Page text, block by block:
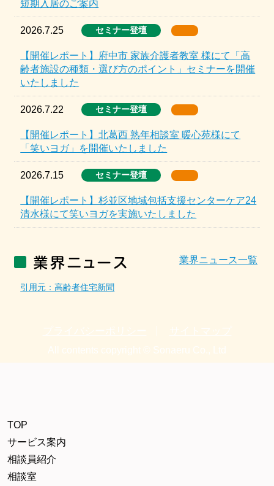
短期入居のご案内
2026.7.25 セミナー登壇
【開催レポート】府中市 家族介護者教室 様にて「高
齢者施設の種類・選び方のポイント」セミナーを開催
いたしました
2026.7.22 セミナー登壇
【開催レポート】北葛西 熟年相談室 暖心苑様にて
「笑いヨガ」を開催いたしました
2026.7.15 セミナー登壇
【開催レポート】杉並区地域包括支援センターケア24
清水様にて笑いヨガを実施いたしました
業界ニュース一覧
引用元：高齢者住宅新聞
TOP
サービス案内
相談員紹介